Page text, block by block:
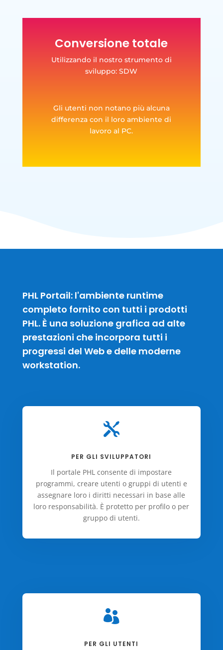
Conversione totale
Utilizzando il nostro strumento di
sviluppo: SDW
Gli utenti non notano più alcuna
differenza con il loro ambiente di
lavoro al PC.
PHL Portail: l'ambiente runtime
completo fornito con tutti i prodotti
PHL. È una soluzione grafica ad alte
prestazioni che incorpora tutti i
progressi del Web e delle moderne
workstation.

PER GLI SVILUPPATORI
Il portale PHL consente di impostare
programmi, creare utenti o gruppi di utenti e
assegnare loro i diritti necessari in base alle
loro responsabilità. È protetto per profilo o per
gruppo di utenti.

PER GLI UTENTI